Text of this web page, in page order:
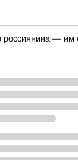
россиянина — им